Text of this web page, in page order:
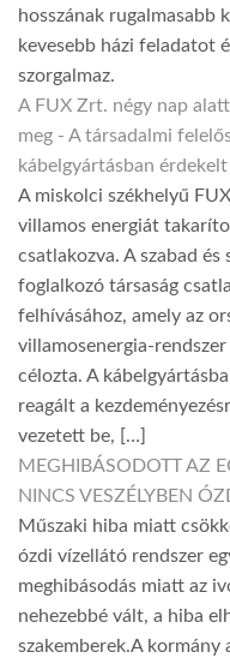
hosszának rugalmasabb
kevesebb házi feladatot
szorgalmaz.
A FUX Zrt. négy nap
meg - A társadalmi
kábelgyártásban érdekelt
A miskolci székhelyű
villamos energiát
csatlakozva. A szabad és
foglalkozó társaság
felhívásához, amely az
villamosenergia-
célozta. A
reagált a
vezetett be, […]
MEGHIBÁSODOTT AZ
NINCS VESZÉLYBEN
Műszaki hiba miatt
ózdi vízellátó rendszer
meghibásodás miatt az
nehezebbé vált, a hiba
szakemberek.A kormány